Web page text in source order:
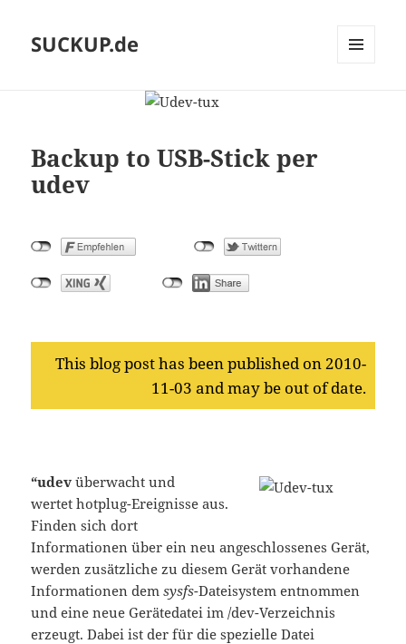
SUCKUP.de
Backup to USB-Stick per
udev
This blog post has been published on 2010-
11-03 and may be out of date.
“udev überwacht und
wertet hotplug-Ereignisse aus.
Finden sich dort
Informationen über ein neu angeschlossenes Gerät,
werden zusätzliche zu diesem Gerät vorhandene
Informationen demsysfs-Dateisystem entnommen
und eine neue Gerätedatei im /dev-Verzeichnis
erzeugt. Dabei ist der für die spezielle Datei